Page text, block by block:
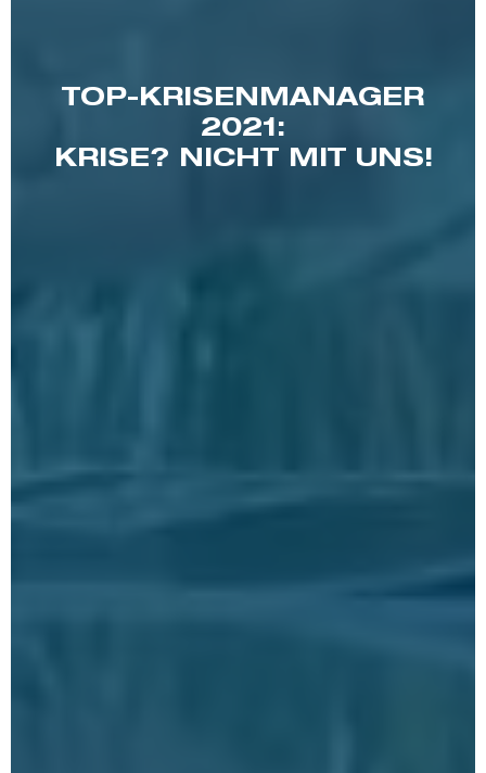
TOP-KRISENMANAGER
2021:
KRISE? NICHT MIT UNS!